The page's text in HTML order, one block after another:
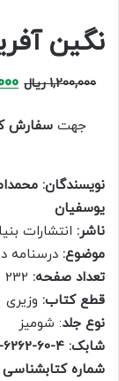
نگین
1,200,000 ریال
جهت سفارش
نویسندگان:
یوسفیان
ناشر: انتشارات
موضوع: درسنامه
تعداد صفحه:
قطع کتاب: وزیری
نوع جلد: شومیز
شابک: 4-60-6262-600-978
شماره